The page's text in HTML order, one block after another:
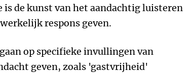
de kunst van het aandachtig luisteren
respons geven.
op specifieke invullingen van
geven, zoals 'gastvrijheid'